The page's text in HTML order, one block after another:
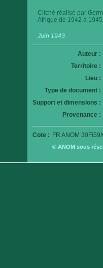
Cliché réalisé par
Afrique de 1942 à
Juin 1943
Auteur :
Territoire :
Lieu :
Type de document :
Support et dimensions :
Provenance :
Cote : FR ANOM
© ANOM sous